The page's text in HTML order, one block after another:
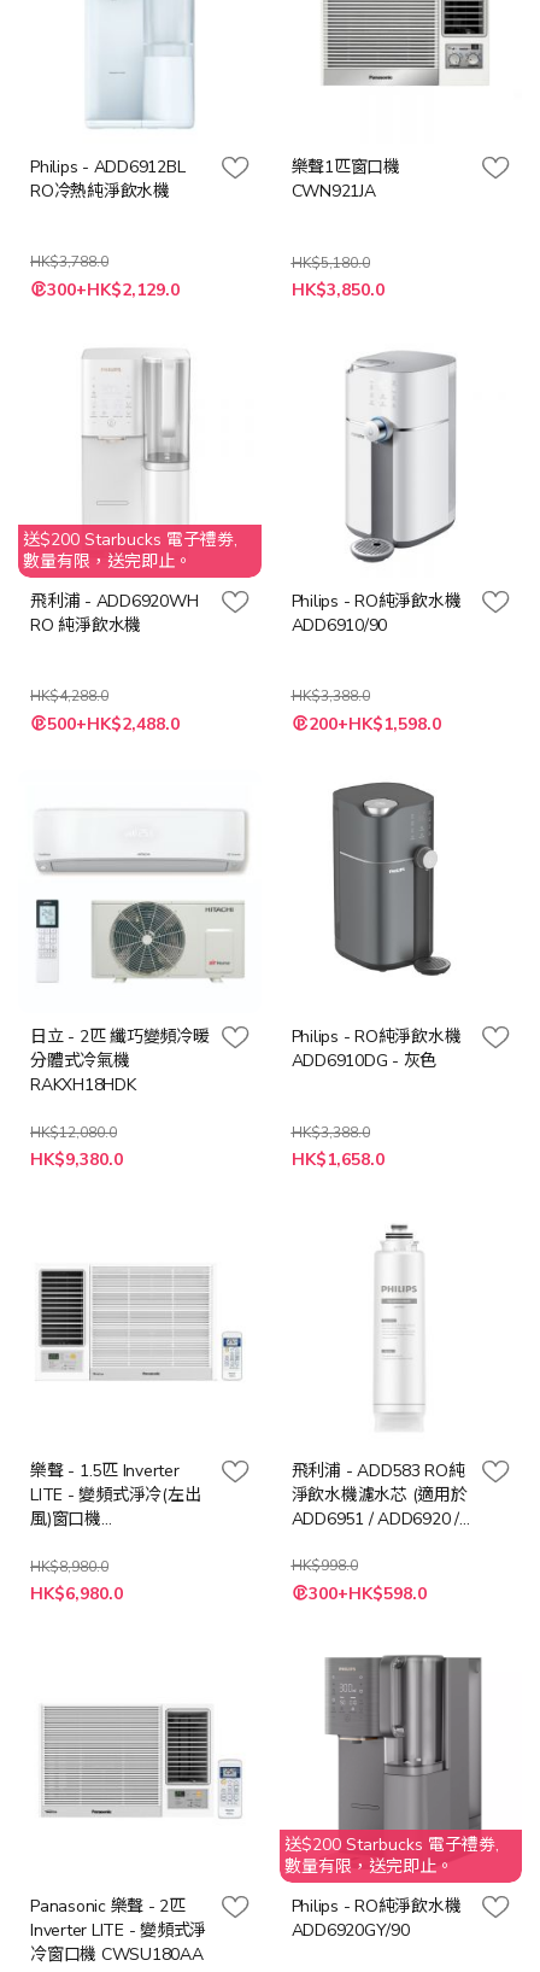
Philips - ADD6912BL
RO冷熱純淨飲水機
HK$3,788.0
特
殊300+HK$2,129.0
樂聲1匹窗口機
CWN921JA
HK$5,180.0
特
殊
HK$3,850.0
送$200 Starbucks 電子禮劵,
數量有限，送完即止。
飛利浦 - ADD6920WH
RO 純淨飲水機
HK$4,288.0
特
殊 500+HK$2,488.0
Philips - RO純淨飲水機
ADD6910/90
HK$3,388.0
特
殊 200+HK$1,598.0
日立 - 2匹 纖巧變頻冷暖
分體式冷氣機
RAKXH18HDK
HK$12,080.0
特
殊
HK$9,380.0
Philips - RO純淨飲水機
ADD6910DG - 灰色
HK$3,388.0
特
殊
HK$1,658.0
樂聲 - 1.5匹 Inverter
LITE - 變頻式淨冷(左出
風)窗口機
HK$8,980.0
特
殊
HK$6,980.0
飛利浦 - ADD583 RO純
淨飲水機濾水芯 (適用於
ADD6951 / ADD6920 /
HK$998.0
特
殊 300+HK$598.0
Panasonic 樂聲 - 2匹
Inverter LITE - 變頻式淨
冷窗口機 CWSU180AA
送$200 Starbucks 電子禮劵,
數量有限，送完即止。
Philips - RO純淨飲水機
ADD6920GY/90